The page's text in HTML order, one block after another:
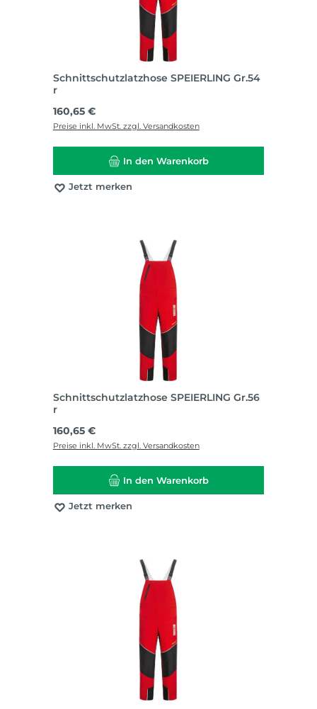
Schnittschutzlatzhose SPEIERLING Gr.54
r
Regulärer Preis:
160,65 €
Preise inkl. MwSt. zzgl. Versandkosten
In den Warenkorb
Jetzt merken
Schnittschutzlatzhose SPEIERLING Gr.56
r
Regulärer Preis:
160,65 €
Preise inkl. MwSt. zzgl. Versandkosten
In den Warenkorb
Jetzt merken